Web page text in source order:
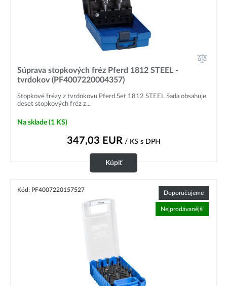
Súprava stopkových fréz Pferd 1812 STEEL -
tvrdokov (PF4007220004357)
Stopkové frézy z tvrdokovu Pferd Set 1812 STEEL Sada obsahuje
deset stopkových fréz z...
Na sklade (1 KS)
347,03 EUR / KS s DPH
Kúpiť
Kód: PF4007220157527 Doporučujeme
Nejprodávanější